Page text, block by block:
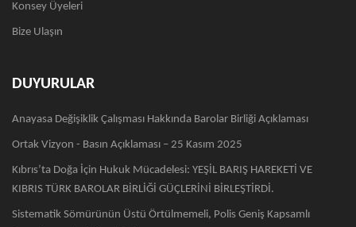
Konsey Üyeleri
Bize Ulaşın
DUYURULAR
Anayasa Değişiklik Çalışması Hakkında Barolar Birliği Açıklaması
Ortak Vizyon - Basın Açıklaması – 25 Kasım 2025
Kıbrıs’ta Doğa İçin Hukuk Mücadelesi: YEŞİL BARIŞ HAREKETİ VE
KIBRIS TÜRK BAROLAR BİRLİĞİ GÜÇLERİNİ BİRLEŞTİRDİ.
Sistematik Sömürünün Üstü Örtülmemeli, Polis Geniş Kapsamlı